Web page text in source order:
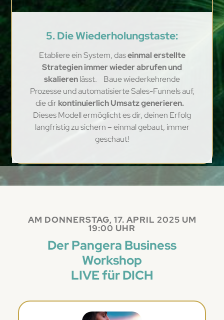
5. Die Wiederholungstaste:
Etabliere ein System, daseinmal erstellte
Strategien immer wieder abrufen und
skalierenlässt. Baue wiederkehrende
Prozesse und automatisierte Sales-Funnels auf,
die dir kontinuierlich Umsatz generieren.
Dieses Modell ermöglicht es dir, deinen Erfolg
langfristig zu sichern – einmal gebaut, immer
geschaut!
AM DONNERSTAG, 17. APRIL 2025 UM
19:00 UHR
Der Pangera Business
Workshop
LIVE für DICH